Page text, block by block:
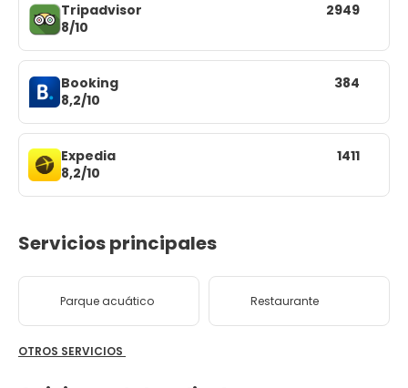
Tripadvisor
8/10
2949
Booking
8,2/10
384
Expedia
8,2/10
1411
Servicios principales
Parque acuático Restaurante
OTROS SERVICIOS